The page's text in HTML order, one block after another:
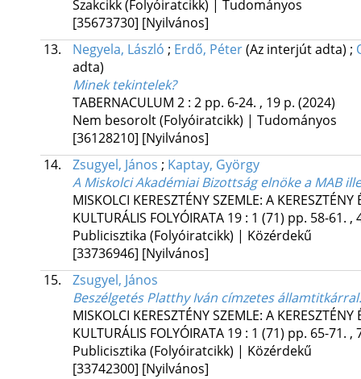
Szakcikk (Folyóiratcikk) | Tudományos
[35673730] [Nyilvános]
13.
Negyela, László ; Erdő, Péter(Az interjút adta) ;
adta)
Minek tekintelek?
TABERNACULUM 2: 2 pp. 6-24. , 19 p. (2024)
Nem besorolt (Folyóiratcikk) | Tudományos
[36128210] [Nyilvános]
14.
Zsugyel, János ; Kaptay, György
A Miskolci Akadémiai Bizottság elnöke a MAB
MISKOLCI KERESZTÉNY SZEMLE: A
KULTURÁLIS FOLYÓIRATA 19: 1 (71) pp. 58-61. ,
Publicisztika (Folyóiratcikk) | Közérdekű
[33736946] [Nyilvános]
15.
Zsugyel, János
Beszélgetés Platthy Iván címzetes államtitkárral
MISKOLCI KERESZTÉNY SZEMLE: A
KULTURÁLIS FOLYÓIRATA 19: 1 (71) pp. 65-71. ,
Publicisztika (Folyóiratcikk) | Közérdekű
[33742300] [Nyilvános]